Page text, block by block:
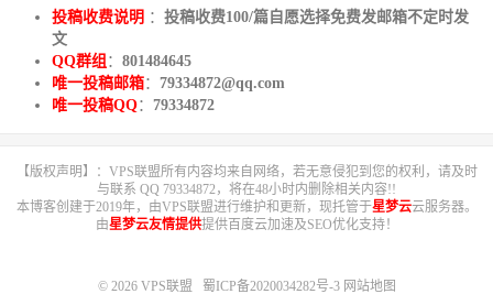
投稿收费说明 ： 投稿收费100/篇自愿选择免费发邮箱不定时发
文
QQ群组 ： 801484645
唯一投稿邮箱： 79334872@qq.com
唯一投稿QQ： 79334872
【版权声明】：VPS联盟所有内容均来自网络，若无意侵犯到您的权利，请及时
与联系 QQ 79334872，将在48小时内删除相关内容!!
本博客创建于2019年，由VPS联盟进行维护和更新，现托管于星梦云云服务器。
由星梦云友情提供提供百度云加速及SEO优化支持！
© 2026 VPS联盟 蜀ICP备2020034282号-3 网站地图